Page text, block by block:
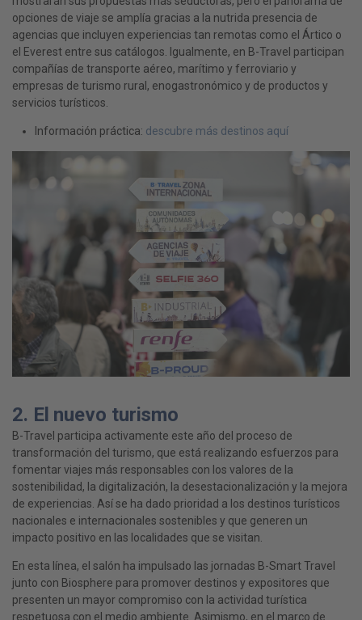
opciones de viaje se amplía gracias a la nutrida presencia de
agencias que incluyen experiencias tan remotas como el Ártico o
el Everest entre sus catálogos. Igualmente, en B-Travel participan
compañías de transporte aéreo, marítimo y ferroviario y
empresas de turismo rural, enogastronómico y de productos y
servicios turísticos.
Información práctica: descubre más destinos aquí
2. El nuevo turismo
B-Travel participa activamente este año del proceso de
transformación del turismo, que está realizando esfuerzos para
fomentar viajes más responsables con los valores de la
sostenibilidad, la digitalización, la desestacionalización y la mejora
de experiencias. Así se ha dado prioridad a los destinos turísticos
nacionales e internacionales sostenibles y que generen un
impacto positivo en las localidades que se visitan.
En esta línea, el salón ha impulsado las jornadas B-Smart Travel
junto con Biosphere para promover destinos y expositores que
presenten un mayor compromiso con la actividad turística
respetuosa con el medio ambiente. Asimismo, en el marco de